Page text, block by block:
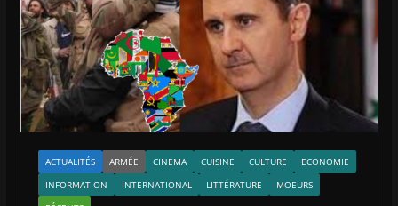
ACTUALITÉS ARMÉE CINEMA CUISINE CULTURE
ECONOMIE
INFORMATION
INTERNATIONAL LITTÉRATURE
MOEURS